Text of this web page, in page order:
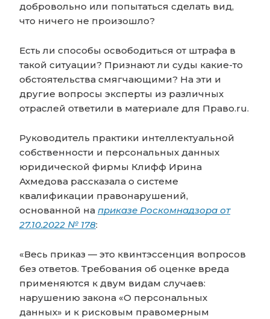
добровольно или попытаться сделать вид,
что ничего не произошло?
Есть ли способы освободиться от штрафа в
такой ситуации? Признают ли суды какие-то
обстоятельства смягчающими? На эти и
другие вопросы эксперты из различных
отраслей ответили в материале для Право.ru.
Руководитель практики интеллектуальной
собственности и персональных данных
юридической фирмы Клифф Ирина
Ахмедова рассказала о системе
квалификации правонарушений,
основанной на приказе Роскомнадзора от
27.10.2022 № 178:
«Весь приказ — это квинтэссенция вопросов
без ответов. Требования об оценке вреда
применяются к двум видам случаев:
нарушению закона «О персональных
данных» и к рисковым правомерным